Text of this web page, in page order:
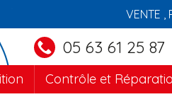
VENTE ,
05 63 61 25 87
Contrôle et